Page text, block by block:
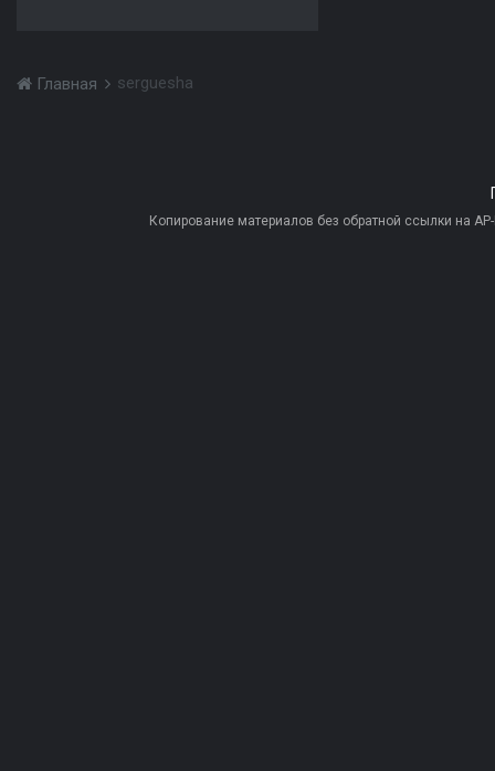
Главная serguesha
Копирование материалов без обратной ссылки на